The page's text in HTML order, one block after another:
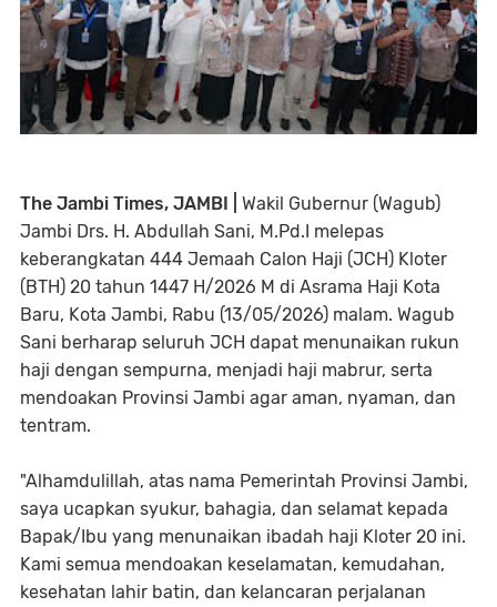
The Jambi Times, JAMBI |
Wakil Gubernur (Wagub)
Jambi Drs. H. Abdullah Sani, M.Pd.I melepas
keberangkatan 444 Jemaah Calon Haji (JCH) Kloter
(BTH) 20 tahun 1447 H/2026 M di Asrama Haji Kota
Baru, Kota Jambi, Rabu (13/05/2026) malam. Wagub
Sani berharap seluruh JCH dapat menunaikan rukun
haji dengan sempurna, menjadi haji mabrur, serta
mendoakan Provinsi Jambi agar aman, nyaman, dan
tentram.
"Alhamdulillah, atas nama Pemerintah Provinsi Jambi,
saya ucapkan syukur, bahagia, dan selamat kepada
Bapak/Ibu yang menunaikan ibadah haji Kloter 20 ini.
Kami semua mendoakan keselamatan, kemudahan,
kesehatan lahir batin, dan kelancaran perjalanan